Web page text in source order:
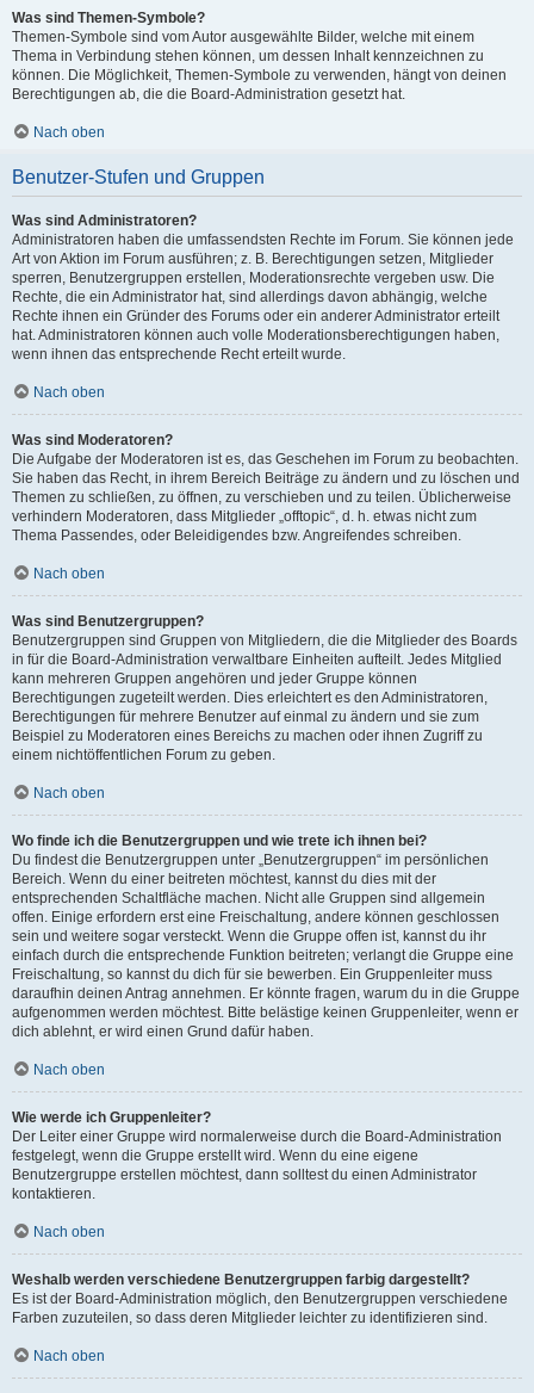
Was sind Themen-Symbole?
Themen-Symbole sind vom Autor ausgewählte Bilder, welche mit einem
Thema in Verbindung stehen können, um dessen Inhalt kennzeichnen zu
können. Die Möglichkeit, Themen-Symbole zu verwenden, hängt von deinen
Berechtigungen ab, die die Board-Administration gesetzt hat.
Nach oben
Benutzer-Stufen und Gruppen
Was sind Administratoren?
Administratoren haben die umfassendsten Rechte im Forum. Sie können jede
Art von Aktion im Forum ausführen; z. B. Berechtigungen setzen, Mitglieder
sperren, Benutzergruppen erstellen, Moderationsrechte vergeben usw. Die
Rechte, die ein Administrator hat, sind allerdings davon abhängig, welche
Rechte ihnen ein Gründer des Forums oder ein anderer Administrator erteilt
hat. Administratoren können auch volle Moderationsberechtigungen haben,
wenn ihnen das entsprechende Recht erteilt wurde.
Nach oben
Was sind Moderatoren?
Die Aufgabe der Moderatoren ist es, das Geschehen im Forum zu beobachten.
Sie haben das Recht, in ihrem Bereich Beiträge zu ändern und zu löschen und
Themen zu schließen, zu öffnen, zu verschieben und zu teilen. Üblicherweise
verhindern Moderatoren, dass Mitglieder „offtopic“, d. h. etwas nicht zum
Thema Passendes, oder Beleidigendes bzw. Angreifendes schreiben.
Nach oben
Was sind Benutzergruppen?
Benutzergruppen sind Gruppen von Mitgliedern, die die Mitglieder des Boards
in für die Board-Administration verwaltbare Einheiten aufteilt. Jedes Mitglied
kann mehreren Gruppen angehören und jeder Gruppe können
Berechtigungen zugeteilt werden. Dies erleichtert es den Administratoren,
Berechtigungen für mehrere Benutzer auf einmal zu ändern und sie zum
Beispiel zu Moderatoren eines Bereichs zu machen oder ihnen Zugriff zu
einem nichtöffentlichen Forum zu geben.
Nach oben
Wo finde ich die Benutzergruppen und wie trete ich ihnen bei?
Du findest die Benutzergruppen unter „Benutzergruppen“ im persönlichen
Bereich. Wenn du einer beitreten möchtest, kannst du dies mit der
entsprechenden Schaltfläche machen. Nicht alle Gruppen sind allgemein
offen. Einige erfordern erst eine Freischaltung, andere können geschlossen
sein und weitere sogar versteckt. Wenn die Gruppe offen ist, kannst du ihr
einfach durch die entsprechende Funktion beitreten; verlangt die Gruppe eine
Freischaltung, so kannst du dich für sie bewerben. Ein Gruppenleiter muss
daraufhin deinen Antrag annehmen. Er könnte fragen, warum du in die Gruppe
aufgenommen werden möchtest. Bitte belästige keinen Gruppenleiter, wenn er
dich ablehnt, er wird einen Grund dafür haben.
Nach oben
Wie werde ich Gruppenleiter?
Der Leiter einer Gruppe wird normalerweise durch die Board-Administration
festgelegt, wenn die Gruppe erstellt wird. Wenn du eine eigene
Benutzergruppe erstellen möchtest, dann solltest du einen Administrator
kontaktieren.
Nach oben
Weshalb werden verschiedene Benutzergruppen farbig dargestellt?
Es ist der Board-Administration möglich, den Benutzergruppen verschiedene
Farben zuzuteilen, so dass deren Mitglieder leichter zu identifizieren sind.
Nach oben